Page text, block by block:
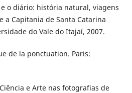
e o diário: história natural, viagens
a Capitania de Santa Catarina
do Vale do Itajaí, 2007.
de la ponctuation. Paris:
e Arte nas fotografias de